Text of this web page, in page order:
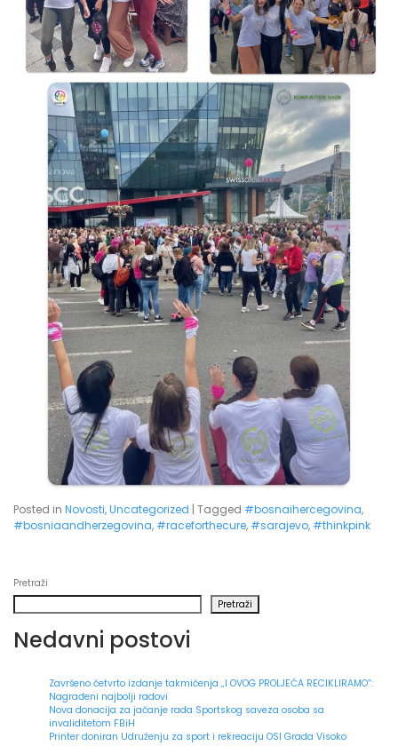
Posted in Novosti,Uncategorized | Tagged #bosnaihercegovina,
#bosniaandherzegovina, #raceforthecure, #sarajevo, #thinkpink
Pretraži
Pretraži
Nedavni postovi
Završeno četvrto izdanje takmičenja „I OVOG PROLJEĆA RECIKLIRAMO“:
Nagrađeni najbolji radovi
Nova donacija za jačanje rada Sportskog saveza osoba sa
invaliditetom FBiH
Printer doniran Udruženju za sport i rekreaciju OSI Grada Visoko